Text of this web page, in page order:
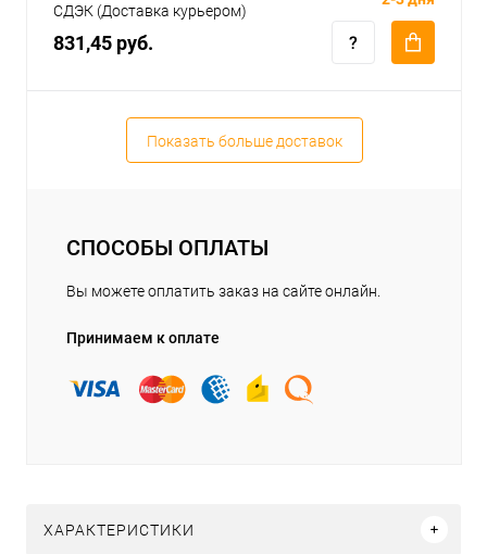
СДЭК (Доставка курьером)
831,45 руб.
Показать больше доставок
СПОСОБЫ ОПЛАТЫ
Вы можете оплатить заказ на сайте онлайн.
Принимаем к оплате
ХАРАКТЕРИСТИКИ